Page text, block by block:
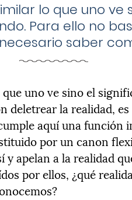
lo que uno ve
Para ello no
saber
uno ve sino el
deletrear la realidad,
aquí una función
por un canon
apelan a la realidad
por ellos, ¿qué